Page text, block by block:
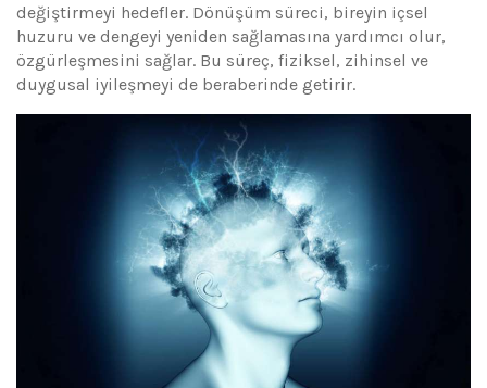
değiştirmeyi hedefler. Dönüşüm süreci, bireyin içsel
huzuru ve dengeyi yeniden sağlamasına yardımcı olur,
özgürleşmesini sağlar. Bu süreç, fiziksel, zihinsel ve
duygusal iyileşmeyi de beraberinde getirir.